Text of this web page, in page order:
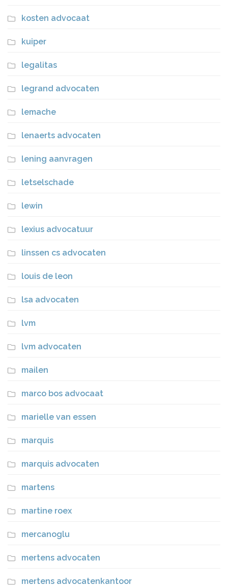
kosten advocaat
kuiper
legalitas
legrand advocaten
lemache
lenaerts advocaten
lening aanvragen
letselschade
lewin
lexius advocatuur
linssen cs advocaten
louis de leon
lsa advocaten
lvm
lvm advocaten
mailen
marco bos advocaat
marielle van essen
marquis
marquis advocaten
martens
martine roex
mercanoglu
mertens advocaten
mertens advocatenkantoor